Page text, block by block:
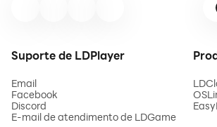
Suporte de LDPlayer
Email
Facebook
Discord
E-mail de atendimento de LDGame